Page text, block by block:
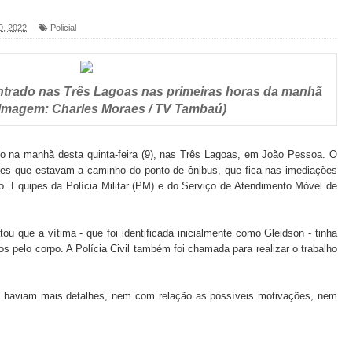
pela Prefeitura de Sapé em 2026
sábado (25) e deve atrair grande público
Neta do Sindicato
Casa de Acolhida e CRAS de Sapé
Convenção em Brasília
DO BREJO em Guarabira
à pré-candidatura de Denise Ribeiro à
planeta com foco na qualificação dos serviços do
2022 Policial
nas Três Lagoas nas primeiras horas da manhã
Charles Moraes / TV Tambaú)
na manhã desta quinta-feira (9), nas Três Lagoas, em João Pessoa. O
que estavam a caminho do ponto de ônibus, que fica nas imediações
Equipes da Polícia Militar (PM) e do Serviço de Atendimento Móvel de
que a vítima - que foi identificada inicialmente como Gleidson - tinha
pelo corpo. A Polícia Civil também foi chamada para realizar o trabalho
mais detalhes, nem com relação as possíveis motivações, nem